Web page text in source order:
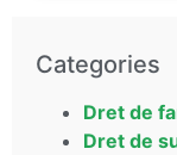
Categories
Dret de
Dret de